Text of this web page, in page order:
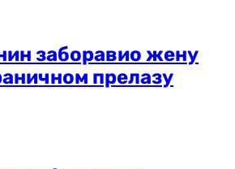
заборавио жену
прелазу